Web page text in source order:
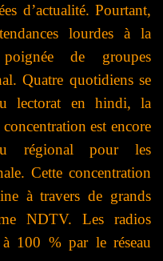
d’actualité. Pourtant,
lourdes à la
de groupes
Quatre quotidiens se
lectorat en hindi, la
est encore
régional pour les
. Cette concentration
à travers de grands
NDTV. Les radios
100 % par le réseau